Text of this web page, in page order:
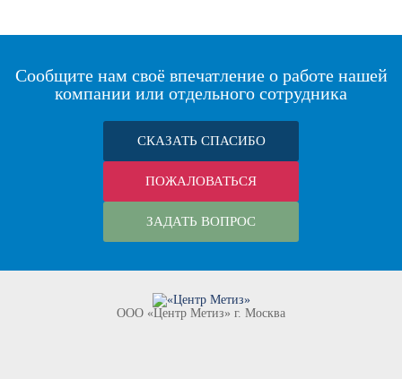
Сообщите нам своё впечатление о работе нашей
компании или отдельного сотрудника
СКАЗАТЬ СПАСИБО
ПОЖАЛОВАТЬСЯ
ЗАДАТЬ ВОПРОС
ООО «Центр Метиз» г. Москва